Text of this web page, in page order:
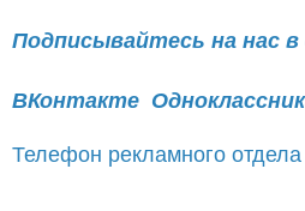
Подписывайтесь на нас в
ВКонтакте
Телефон рекламного отдела